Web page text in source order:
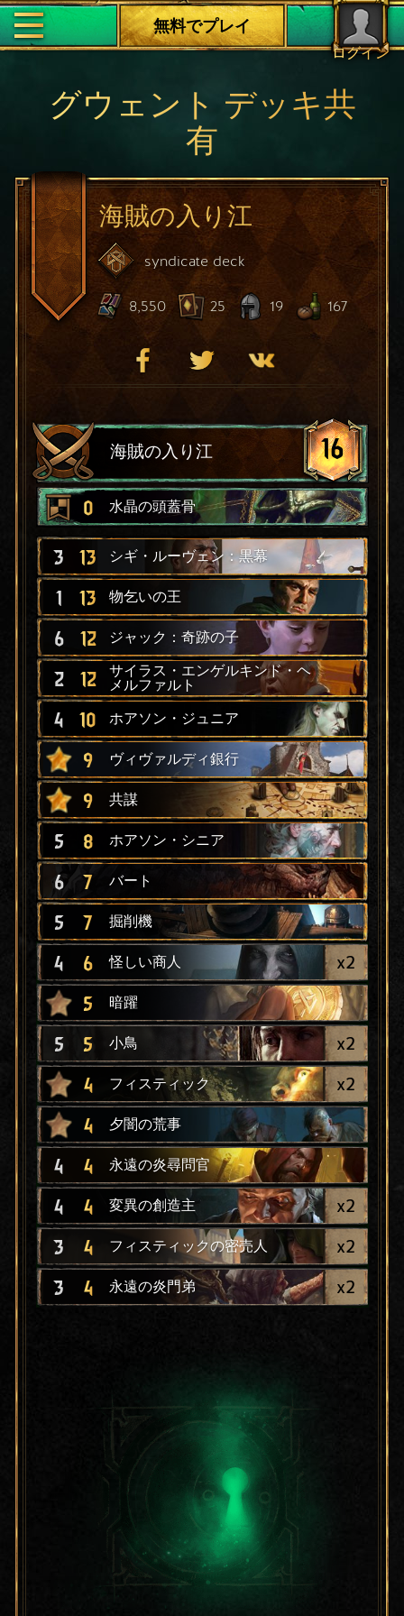
ログイン
無料でプレイ
グウェント デッキ共
有
海賊の入り江
syndicate deck
8,550 25 19 167
海賊の入り江 16
0 水晶の頭蓋骨
3 13 シギ・ルーヴェン：黒幕
1 13 物乞いの王
6 12 ジャック：奇跡の子
2 12
サイラス・エンゲルキンド・ヘ
メルファルト
4 10 ホアソン・ジュニア
9 ヴィヴァルディ銀行
9 共謀
5 8 ホアソン・シニア
6 7 バート
5 7 掘削機
4 6 怪しい商人 x2
5 暗躍
5 5 小鳥 x2
4 フィスティック x2
4 夕闇の荒事
4 4 永遠の炎尋問官
4 4 変異の創造主 x2
3 4 フィスティックの密売人 x2
3 4 永遠の炎門弟 x2